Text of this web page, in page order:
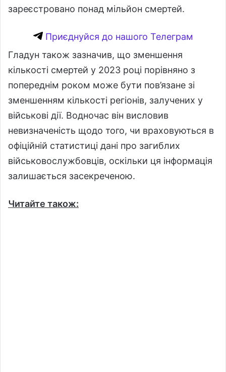
зареєстровано понад мільйон смертей.
Приєднуйся до нашого Телеграм
Гладун також зазначив, що зменшення
кількості смертей у 2023 році порівняно з
попереднім роком може бути пов’язане зі
зменшенням кількості регіонів, залучених у
військові дії. Водночас він висловив
невизначеність щодо того, чи враховуються в
офіційній статистиці дані про загиблих
військовослужбовців, оскільки ця інформація
залишається засекреченою.
Читайте також: